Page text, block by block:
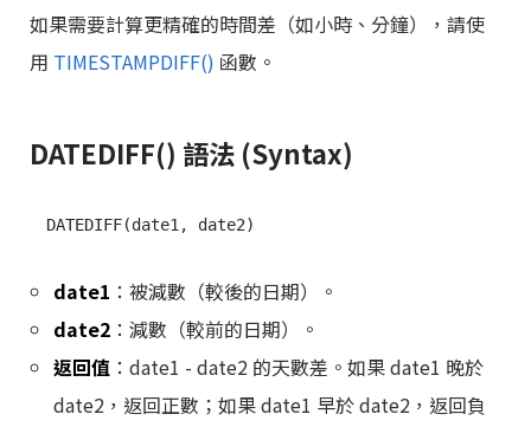
如果需要計算更精確的時間差（如小時、分鐘），請使
用 TIMESTAMPDIFF() 函數。
DATEDIFF() 語法 (Syntax)
date1 ：被減數（較後的日期）。
date2 ：減數（較前的日期）。
返回值 ：date1 - date2 的天數差。如果 date1 晚於
date2，返回正數；如果 date1 早於 date2，返回負